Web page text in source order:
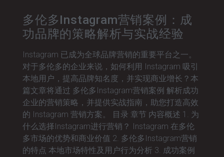
多伦多Instagram营销案例：成
功品牌的策略解析与实战经验
Instagram 已成为全球品牌营销的重要平台之一。
对于多伦多的企业来说，如何利用 Instagram 吸引
本地用户，提高品牌知名度，并实现商业增长？本
篇文章将通过 多伦多Instagram营销案例 解析成功
企业的营销策略，并提供实战指南，助您打造高效
的 Instagram 营销方案。 目录 章节 内容概述 1. 为
什么选择Instagram进行营销？ Instagram 在多伦
多市场的优势和商业价值 2. 多伦多Instagram营销
的特点 本地市场特性及用户行为分析 3. 成功案例